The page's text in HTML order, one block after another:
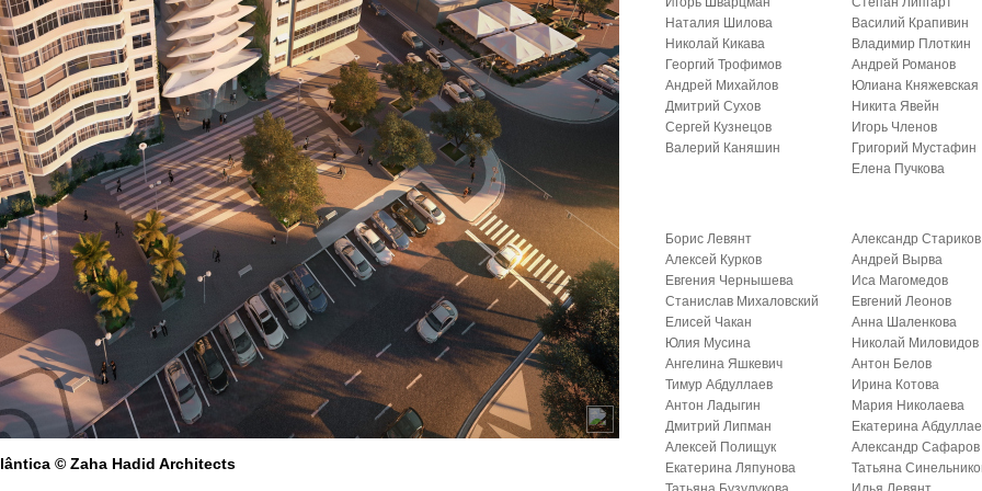
© Zaha Hadid Architects
Наталия Шилова
Николай Кикава
Георгий Трофимов
Андрей Михайлов
Дмитрий Сухов
Сергей Кузнецов
Валерий Каняшин
Василий Крапивин
Владимир Плоткин
Андрей Романов
Юлиана Княжевская
Никита Явейн
Игорь Членов
Григорий Мустафин
Елена Пучкова
Борис Левянт
Алексей Курков
Евгения Чернышева
Станислав Михаловский
Елисей Чакан
Юлия Мусина
Ангелина Яшкевич
Тимур Абдуллаев
Антон Ладыгин
Дмитрий Липман
Алексей Полищук
Екатерина Ляпунова
Александр Стариков
Андрей Вырва
Иса Магомедов
Евгений Леонов
Анна Шаленкова
Николай Миловидов
Антон Белов
Ирина Котова
Мария Николаева
Екатерина
Александр Сафаров
Татьяна